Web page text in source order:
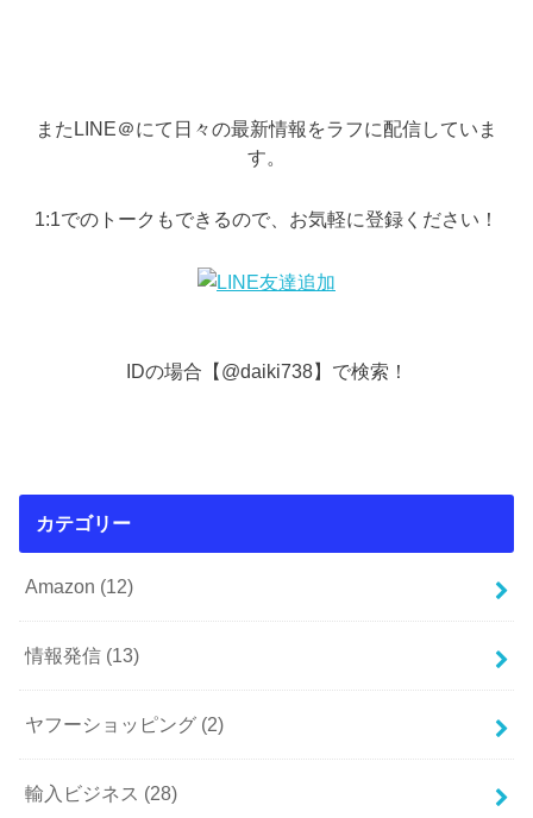
またLINE＠にて日々の最新情報をラフに配信していま
す。
1:1でのトークもできるので、お気軽に登録ください！
IDの場合【@daiki738】で検索！
カテゴリー
Amazon (12)
情報発信 (13)
ヤフーショッピング (2)
輸入ビジネス (28)